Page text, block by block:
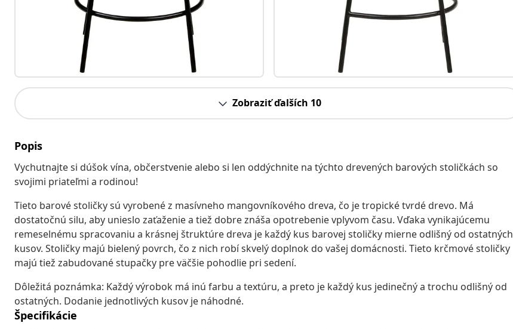
Zobraziť ďalších 10
Popis
Vychutnajte si dúšok vína, občerstvenie alebo si len oddýchnite na týchto drevených barových stoličkách so
svojimi priateľmi a rodinou!
Tieto barové stoličky sú vyrobené z masívneho mangovníkového dreva, čo je tropické tvrdé drevo. Má
dostatočnú silu, aby unieslo zaťaženie a tiež dobre znáša opotrebenie vplyvom času. Vďaka vynikajúcemu
remeselnému spracovaniu a krásnej štruktúre dreva je každý kus barovej stoličky mierne odlišný od ostatných
kusov. Stoličky majú bielený povrch, čo z nich robí skvelý doplnok do vašej domácnosti. Tieto krčmové stoličky
majú tiež zabudované stupačky pre väčšie pohodlie pri sedení.
Dôležitá poznámka: Každý výrobok má inú farbu a textúru, a preto je každý kus jedinečný a trochu odlišný od
ostatných. Dodanie jednotlivých kusov je náhodné.
Špecifikácie